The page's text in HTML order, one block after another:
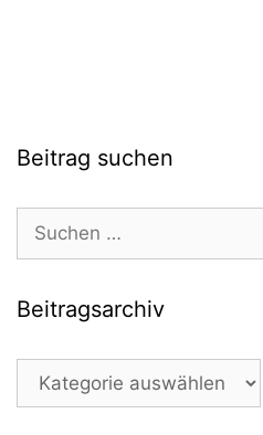
Beitrag suchen
nach:
Beitragsarchiv
Beitragsarchiv